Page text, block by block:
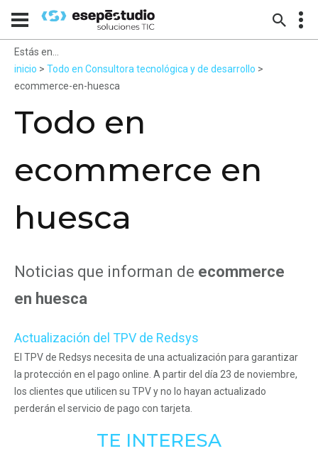
Estás en...
inicio > Todo en Consultora tecnológica y de desarrollo >
ecommerce-en-huesca
Todo en
ecommerce en
huesca
Noticias que informan de ecommerce
en huesca
Actualización del TPV de Redsys
El TPV de Redsys necesita de una actualización para garantizar
la protección en el pago online. A partir del día 23 de noviembre,
los clientes que utilicen su TPV y no lo hayan actualizado
perderán el servicio de pago con tarjeta.
TE INTERESA